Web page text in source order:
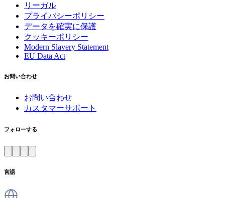
リーガル
プライバシーポリシー
データを確実に保護
クッキーポリシー
Modern Slavery Statement
EU Data Act
お問い合わせ
お問い合わせ
カスタマーサポート
フォローする
言語